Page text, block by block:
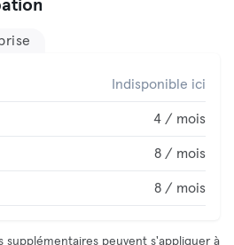
Indisponible ici
4 / mois
8 / mois
8 / mois
supplémentaires peuvent s'appliquer à